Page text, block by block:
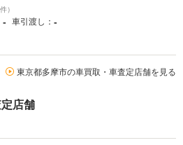
）
- 車引渡し： -
東京都多摩市の車買取・車査定店舗を見る
店舗